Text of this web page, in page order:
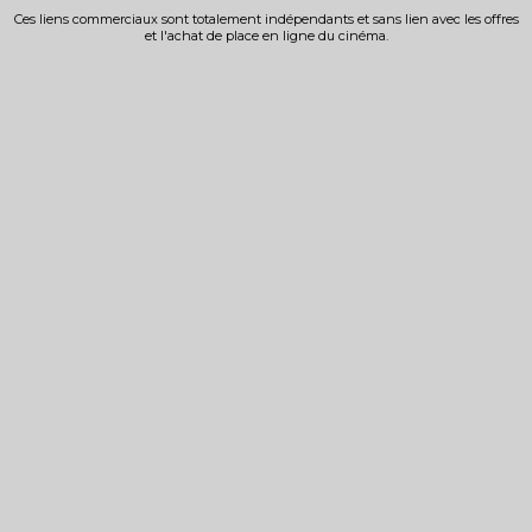
Ces liens commerciaux sont totalement indépendants et sans lien avec les offres
et l'achat de place en ligne du cinéma.